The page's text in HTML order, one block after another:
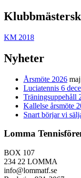
KM 2018
Nyheter
Årsmöte 2026
Luciatennis 6
Träningsuppehåll
Kallelse årsmöte
Snart börjar vi
Lomma
BOX 107
234 22 LOMMA
info@lommatf.se